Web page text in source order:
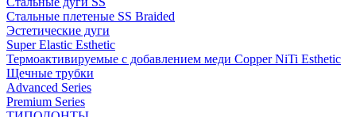
Стальные плетеные SS Braided
Эстетические дуги
Super Elastic Esthetic
Термоактивируемые с добавлением меди Copper NiTi Esthetic
Щечные трубки
Advanced Series
Premium Series